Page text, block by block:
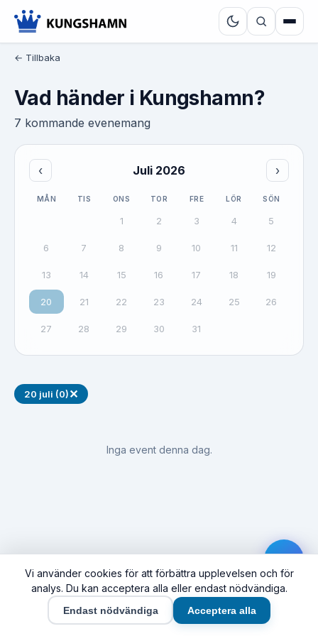
← Tillbaka
Vad händer i Kungshamn?
7 kommande evenemang
‹ Juli 2026 ›
MÅN TIS ONS TOR FRE LÖR SÖN
1 2 3 4 5
6 7 8 9 10 11 12
13 14 15 16 17 18 19
20 21 22 23 24 25 26
27 28 29 30 31
20 juli (0)✕
Inga event denna dag.
Vi använder cookies för att förbättra upplevelsen och för
analys. Du kan acceptera alla eller endast nödvändiga.
Endast nödvändiga Acceptera alla
Hem Synas här Företag